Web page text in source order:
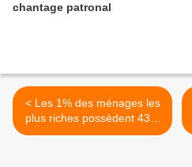
chantage patronal
< Les 1% des ménages les
plus riches possèdent 43%
de la richesse mondiale,